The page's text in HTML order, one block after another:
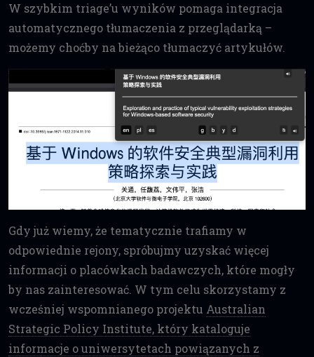
W szybkim triage’u wyników pomaga integracja
automatycznego tłumaczenia z przeglądarką –
możemy choćby na bieżąco tłumaczyć artykułów.
Gdy już wiemy, że tematycznie trafiamy w
odpowiednie rejony, spróbujmy uzyskać więcej
informacji o placówkach badawczych, które mogły
by nas zainteresować. W tym celu skorzystamy z
wcześniej wspomnianego projektu Australian
Strategic Policy Institute, który kataloguje
informacje o uniwersytetach powiązanych z